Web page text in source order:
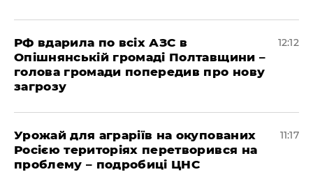
РФ вдарила по всіх АЗС в
Опішнянській громаді Полтавщини –
голова громади попередив про нову
загрозу
12:12
Урожай для аграріїв на окупованих
Росією територіях перетворився на
проблему – подробиці ЦНС
11:17